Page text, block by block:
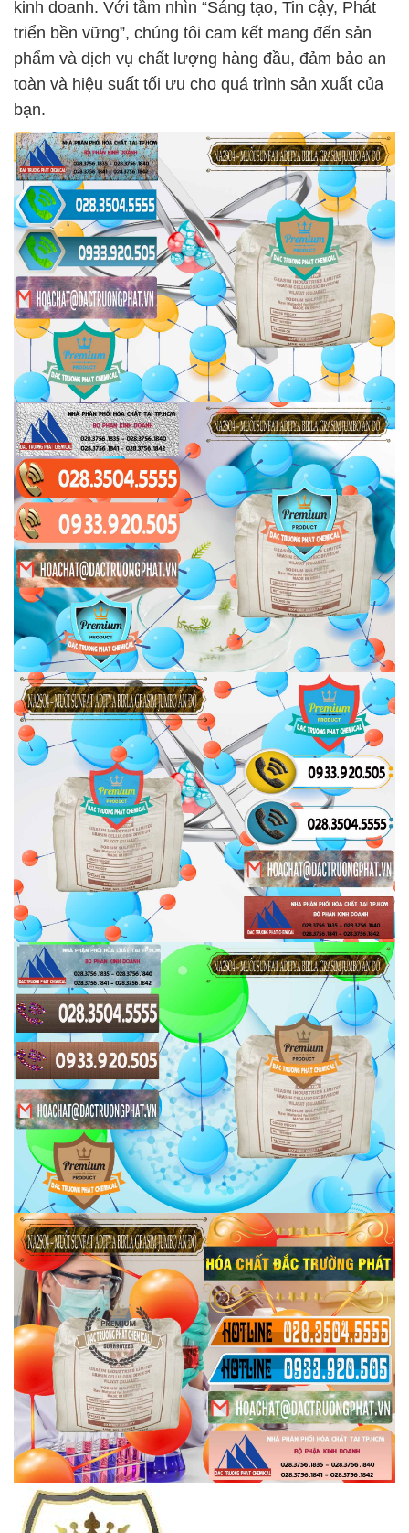
kinh doanh. Với tầm nhìn “Sáng tạo, Tin cậy, Phát
triển bền vững”, chúng tôi cam kết mang đến sản
phẩm và dịch vụ chất lượng hàng đầu, đảm bảo an
toàn và hiệu suất tối ưu cho quá trình sản xuất của
bạn.